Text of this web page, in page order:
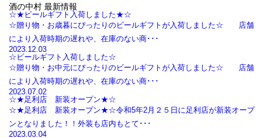
酒の中村 最新情報
☆★ビールギフト入荷しました★☆
☆贈り物・お歳暮にぴったりのビールギフトが入荷しました☆ 店舗
により入荷時期の遅れや、在庫のない商･･･
2023.12.03
☆ビールギフト入荷しました☆
☆贈り物・お中元にぴったりのビールギフトが入荷しました☆ 店舗
により入荷時期の遅れや、在庫のない商･･･
2023.07.02
☆★足利店 新装オープン★☆
☆★足利店 新装オープン★☆令和5年2月２５日に足利店が新装オープ
ンとなりました！！外装も店内もとて･･･
2023.03.04